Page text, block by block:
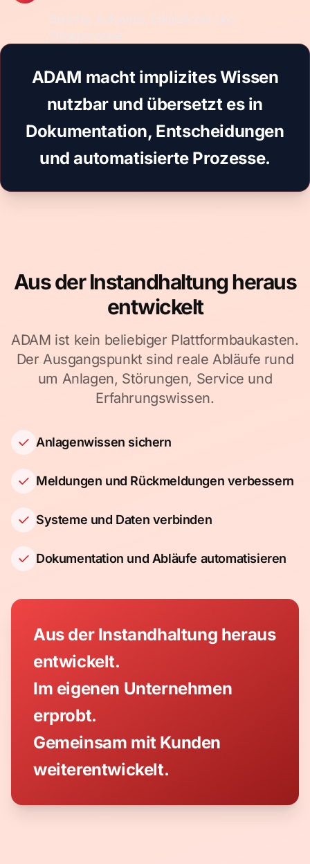
ADAM macht implizites Wissen
nutzbar und übersetzt es in
Dokumentation, Entscheidungen
und automatisierte Prozesse.
Aus der Instandhaltung heraus
entwickelt
ADAM ist kein beliebiger Plattformbaukasten.
Der Ausgangspunkt sind reale Abläufe rund
um Anlagen, Störungen, Service und
Erfahrungswissen.
Anlagenwissen sichern
Meldungen und Rückmeldungen verbessern
Systeme und Daten verbinden
Dokumentation und Abläufe automatisieren
Aus der Instandhaltung heraus
entwickelt.
Im eigenen Unternehmen
erprobt.
Gemeinsam mit Kunden
weiterentwickelt.